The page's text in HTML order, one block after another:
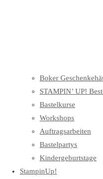
Boker
STAMPIN’ UP!
Bastelkurse
Workshops
Auftragsarbeiten
Bastelpartys
Kindergeburtstage
StampinUp!